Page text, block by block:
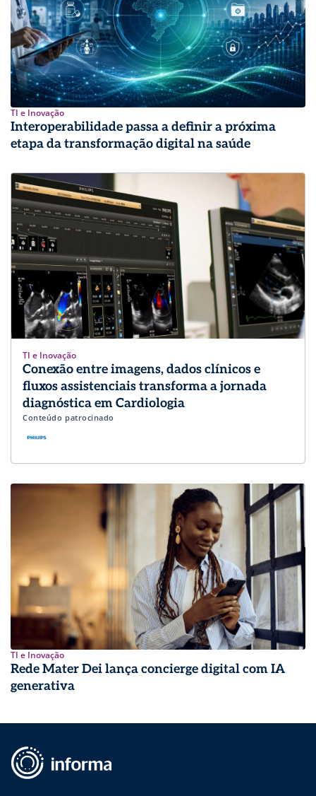
TI e Inovação
Interoperabilidade passa a definir a próxima
etapa da transformação digital na saúde
TI e Inovação
Conexão entre imagens, dados clínicos e
fluxos assistenciais transforma a jornada
diagnóstica em Cardiologia
Conteúdo patrocinado
TI e Inovação
Rede Mater Dei lança concierge digital com IA
generativa